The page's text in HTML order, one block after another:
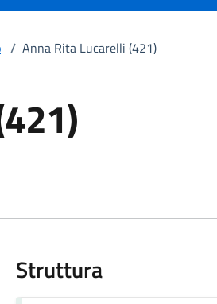
/ Anna Rita Lucarelli (421)
Struttura